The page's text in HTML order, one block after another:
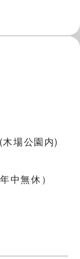
場公園内)
中無休）